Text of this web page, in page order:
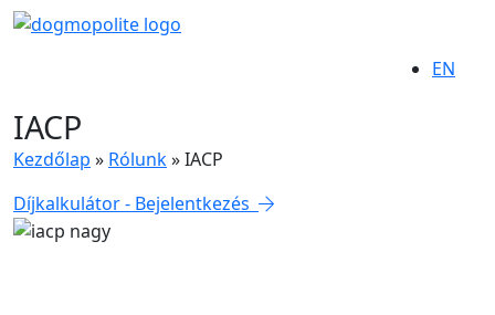
EN
IACP
Kezdőlap » Rólunk»IACP
Díjkalkulátor - Bejelentkezés